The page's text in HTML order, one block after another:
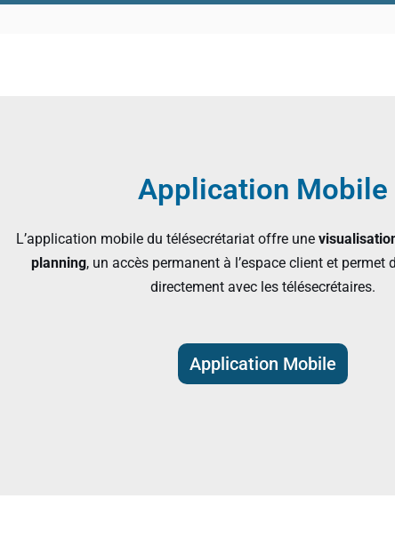
Application Mobile
L’application mobile du télésecrétariat offre une
planning, un accès permanent à l’espace client et permet
directement avec les télésecrétaires.
Application Mobile